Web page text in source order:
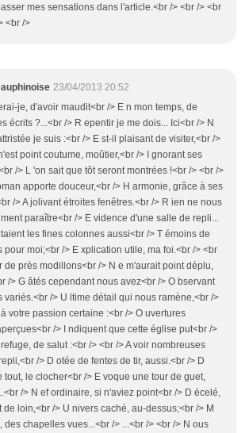
mes sensations dans l'article.<br /> <br /> <br
<br />
23/04/2013 20:52
je, d'avoir maudit<br /> E n mon temps, de
écrits ?...<br /> R epentir je me dois... Ici<br /> N
je suis :<br /> E st-il plaisant de visiter,<br />
point coutume, moûtier,<br /> I gnorant ses
/> L 'on sait que tôt seront montrées !<br /> <br />
apporte douceur,<br /> H armonie, grâce à ses
/> A jolivant étroites fenêtres.<br /> R ien ne nous
paraître<br /> E vidence d'une salle de repli...
les fines colonnes aussi<br /> T émoins de
pour moi;<br /> E xplication utile, ma foi.<br /> <br
de près modillons<br /> N e m'aurait point déplu,
/> G âtés cependant nous avez<br /> O bservant
variés.<br /> U ltime détail qui nous ramène,<br />
votre passion certaine :<br /> O uvertures
/> I ndiquent que cette église put<br />
de salut :<br /> <br /> A voir nombreuses
/> D otée de fentes de tir, aussi.<br /> D
tout, le clocher<br /> E voque une tour de guet,
/> N ef ordinaire, si n'aviez point<br /> D écelé,
de loin,<br /> U nivers caché, au-dessus;<br /> M
des chapelles vues...<br /> ...<br /> <br /> N ous